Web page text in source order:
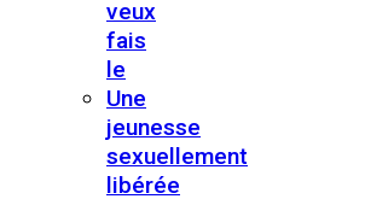
veux
fais
le
Une
jeunesse
sexuellement
libérée